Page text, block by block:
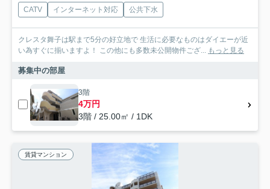
CATV インターネット対応 公共下水
クレスタ舞子は駅まで5分の好立地で 生活に必要なものはダイエーが近
い為すぐに揃いますよ！ この他にも多数未公開物件ござ...
もっと見る
募集中の部屋
3階
4万円
3階 / 25.00㎡ / 1DK
賃貸マンション